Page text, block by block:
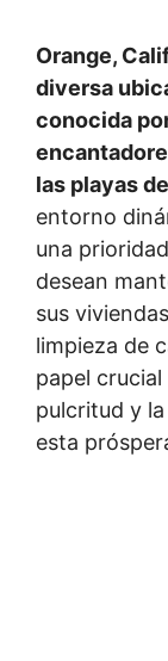
Orange,
diversa
conocida
las playas
entorno
una
desean
sus
limpieza de
papel
pulcritud y
esta